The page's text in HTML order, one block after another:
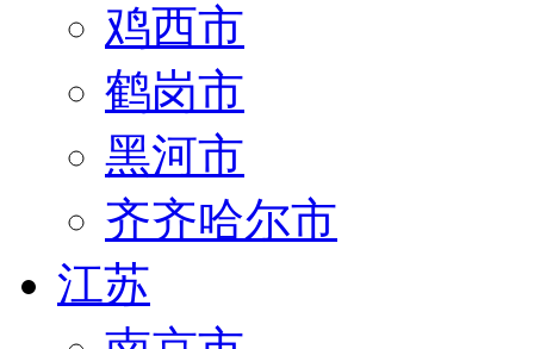
鸡西市
鹤岗市
黑河市
齐齐哈尔市
江苏